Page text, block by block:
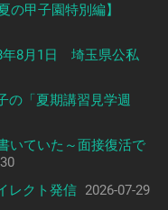
の甲子園特別編】
年8月1日 埼玉県公私
の「夏期講習見学週
いていた～面接復活で
レクト発信 2026-07-29